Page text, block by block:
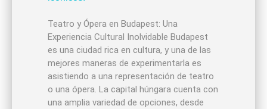
Teatro y Ópera en Budapest: Una
Experiencia Cultural Inolvidable Budapest
es una ciudad rica en cultura, y una de las
mejores maneras de experimentarla es
asistiendo a una representación de teatro
o una ópera. La capital húngara cuenta con
una amplia variedad de opciones, desde